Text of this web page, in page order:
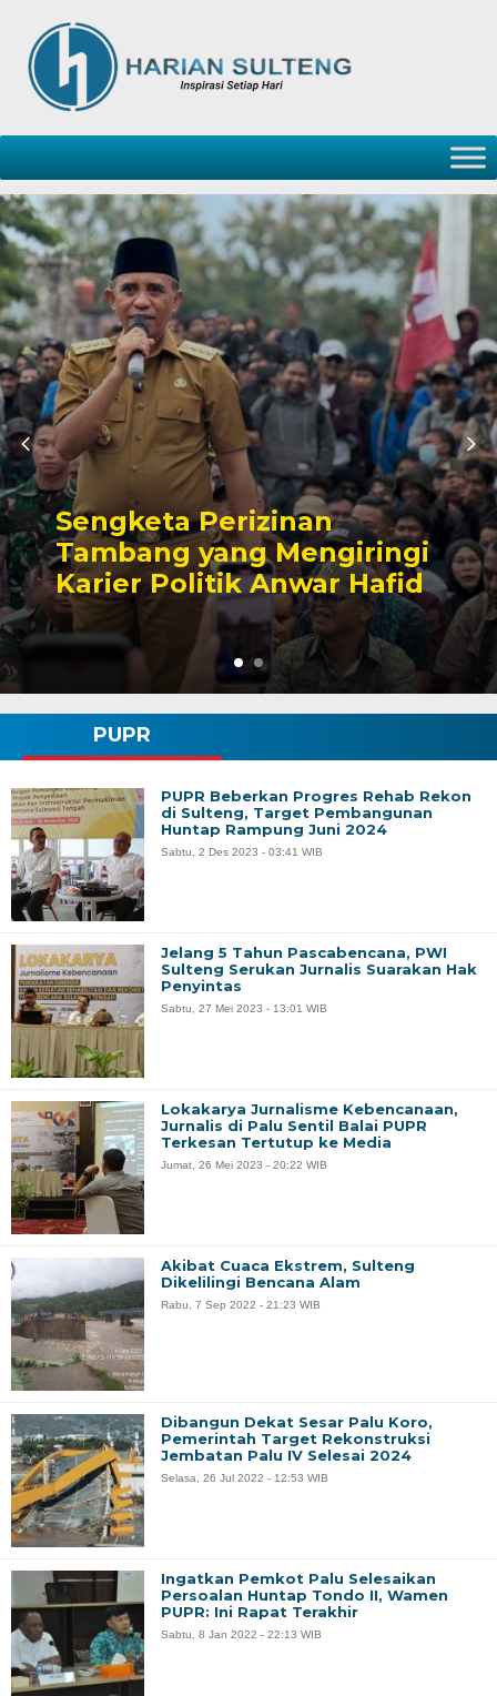
Sengketa Perizinan
Tambang yang Mengiringi
Karier Politik Anwar Hafid
PUPR
PUPR Beberkan Progres Rehab Rekon
di Sulteng, Target Pembangunan
Huntap Rampung Juni 2024
Sabtu, 2 Des 2023 - 03:41 WIB
Jelang 5 Tahun Pascabencana, PWI
Sulteng Serukan Jurnalis Suarakan Hak
Penyintas
Sabtu, 27 Mei 2023 - 13:01 WIB
Lokakarya Jurnalisme Kebencanaan,
Jurnalis di Palu Sentil Balai PUPR
Terkesan Tertutup ke Media
Jumat, 26 Mei 2023 - 20:22 WIB
Akibat Cuaca Ekstrem, Sulteng
Dikelilingi Bencana Alam
Rabu, 7 Sep 2022 - 21:23 WIB
Dibangun Dekat Sesar Palu Koro,
Pemerintah Target Rekonstruksi
Jembatan Palu IV Selesai 2024
Selasa, 26 Jul 2022 - 12:53 WIB
Ingatkan Pemkot Palu Selesaikan
Persoalan Huntap Tondo II, Wamen
PUPR: Ini Rapat Terakhir
Sabtu, 8 Jan 2022 - 22:13 WIB